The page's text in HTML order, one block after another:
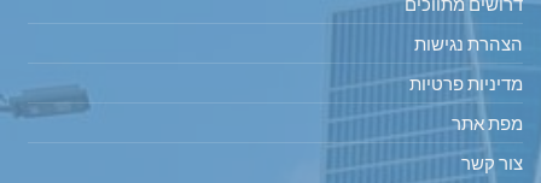
הצהרת נגישות
מדיניות פרטיות
מפת אתר
צור קשר